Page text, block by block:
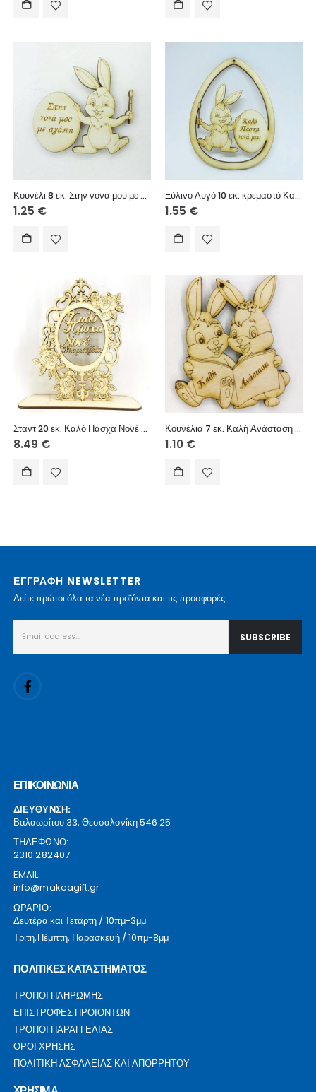
Κουνέλι 8 εκ. Στην νονά μου με αγάπη (αγόρι)
1.25 €
Ξύλινο Αυγό 10 εκ. κρεμαστό Καλό Πάσχα Νονά μου (αγόρι)
1.55 €
Σταντ 20 εκ. Καλό Πάσχα Νονέ (όνομα επιθυμίας σας)
8.49 €
Κουνέλια 7 εκ. Καλή Ανάσταση (αγόρι και κορίτσι)
1.10 €
ΕΓΓΡΑΦΗ NEWSLETTER
Δείτε πρώτοι όλα τα νέα προϊόντα και τις προσφορές
ΕΠΙΚΟΙΝΩΝΙΑ
ΔΙΕΥΘΥΝΣΗ:
Βαλαωρίτου 33, Θεσσαλονίκη 546 25
ΤΗΛΕΦΩΝΟ:
2310 282407
EMAIL:
info@makeagift.gr
ΩΡΑΡΙΟ:
Δευτέρα και Τετάρτη / 10πμ-3μμ
Τρίτη,Πέμπτη, Παρασκευή / 10πμ-8μμ
ΠΟΛΙΤΙΚΕΣ ΚΑΤΑΣΤΗΜΑΤΟΣ
ΤΡΟΠΟΙ ΠΛΗΡΩΜΗΣ
ΕΠΙΣΤΡΟΦΕΣ ΠΡΟΙΟΝΤΩΝ
ΤΡΟΠΟΙ ΠΑΡΑΓΓΕΛΙΑΣ
ΟΡΟΙ ΧΡΗΣΗΣ
ΠΟΛΙΤΙΚΗ ΑΣΦΑΛΕΙΑΣ ΚΑΙ ΑΠΟΡΡΗΤΟΥ